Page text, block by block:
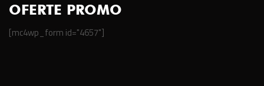
OFERTE PROMO
[mc4wp_form id="4657"]